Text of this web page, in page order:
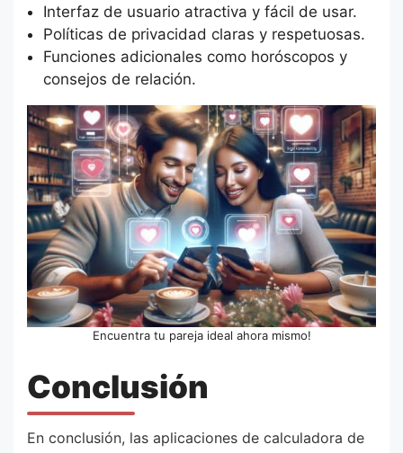
Interfaz de usuario atractiva y fácil de usar.
Políticas de privacidad claras y respetuosas.
Funciones adicionales como horóscopos y
consejos de relación.
Encuentra tu pareja ideal ahora mismo!
Conclusión
En conclusión, las aplicaciones de calculadora de